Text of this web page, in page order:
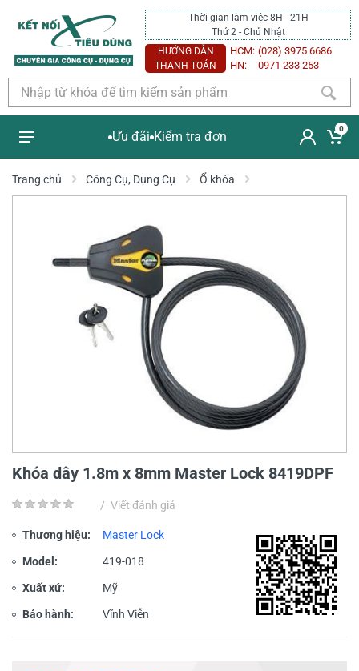
Thời gian làm việc 8H - 21H
Thứ 2 - Chủ Nhật
HƯỚNG DẪN
THANH TOÁN
HCM: (028) 3975 6686
HN:
0971 233 253
Ưu đãi Kiểm tra đơn
0
Trang chủ Công Cụ, Dụng Cụ Ổ khóa
Khóa dây 1.8m x 8mm Master Lock 8419DPF
/ Viết đánh giá
Thương hiệu: Master Lock
Model: 419-018
Xuất xứ: Mỹ
Bảo hành: Vĩnh Viễn